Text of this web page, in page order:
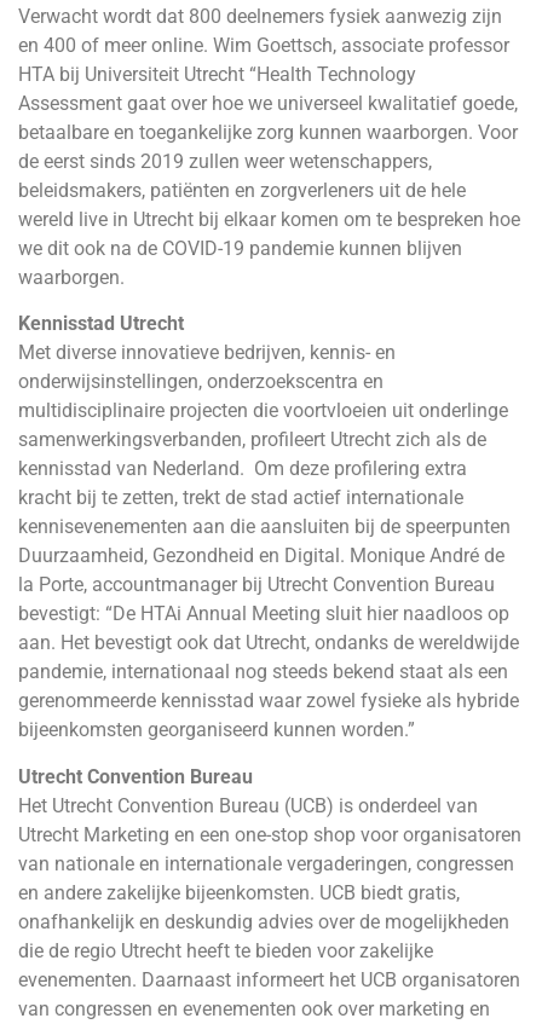
Verwacht wordt dat 800 deelnemers fysiek aanwezig zijn
en 400 of meer online. Wim Goettsch, associate professor
HTA bij Universiteit Utrecht “Health Technology
Assessment gaat over hoe we universeel kwalitatief goede,
betaalbare en toegankelijke zorg kunnen waarborgen. Voor
de eerst sinds 2019 zullen weer wetenschappers,
beleidsmakers, patiënten en zorgverleners uit de hele
wereld live in Utrecht bij elkaar komen om te bespreken hoe
we dit ook na de COVID-19 pandemie kunnen blijven
waarborgen.
Kennisstad Utrecht
Met diverse innovatieve bedrijven, kennis- en
onderwijsinstellingen, onderzoekscentra en
multidisciplinaire projecten die voortvloeien uit onderlinge
samenwerkingsverbanden, profileert Utrecht zich als de
kennisstad van Nederland. Om deze profilering extra
kracht bij te zetten, trekt de stad actief internationale
kennisevenementen aan die aansluiten bij de speerpunten
Duurzaamheid, Gezondheid en Digital. Monique André de
la Porte, accountmanager bij Utrecht Convention Bureau
bevestigt: “De HTAi Annual Meeting sluit hier naadloos op
aan. Het bevestigt ook dat Utrecht, ondanks de wereldwijde
pandemie, internationaal nog steeds bekend staat als een
gerenommeerde kennisstad waar zowel fysieke als hybride
bijeenkomsten georganiseerd kunnen worden.”
Utrecht Convention Bureau
Het Utrecht Convention Bureau (UCB) is onderdeel van
Utrecht Marketing en een one-stop shop voor organisatoren
van nationale en internationale vergaderingen, congressen
en andere zakelijke bijeenkomsten. UCB biedt gratis,
onafhankelijk en deskundig advies over de mogelijkheden
die de regio Utrecht heeft te bieden voor zakelijke
evenementen. Daarnaast informeert het UCB organisatoren
van congressen en evenementen ook over marketing en